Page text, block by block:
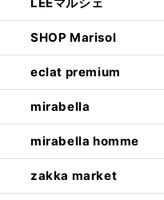
SHOP Marisol
eclat premium
mirabella
mirabella homme
zakka market